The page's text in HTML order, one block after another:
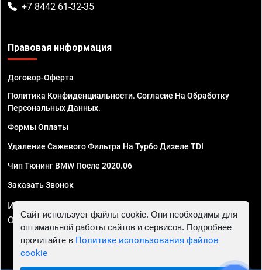
+7 8442 61-32-35
Правовая информация
Договор-Оферта
Политика Конфиденциальности. Согласие На Обработку
Персональных Данных.
Формы Оплаты
Удаление Сажевого Фильтра На Турбо Дизеле TDI
Чип Тюнинг BMW После 2020.06
Заказать Звонок
ИП Смирнов Георгий Павлович. ИНН 781302555843,
ОГРНИП 324470400032610
Сайт использует файлы cookie. Они необходимы для
оптимальной работы сайтов и сервисов. Подробнее
прочитайте в Политике использования файлов
cookie